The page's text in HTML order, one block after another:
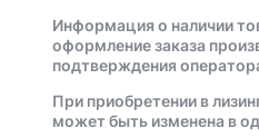
Информация о наличии
оформление заказа
подтверждения
При приобретении в
может быть изменена в